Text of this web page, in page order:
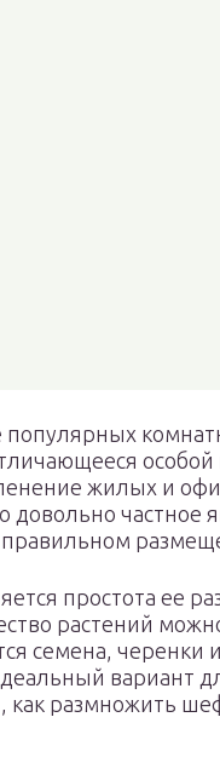
особой
жилых и
частное
простота ее
растений
семена,
вариант
как размножить